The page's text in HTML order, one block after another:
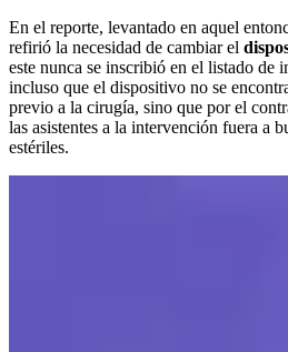
En el reporte, levantado en aquel
refirió la necesidad de cambiar el
este nunca se inscribió en el listado de
incluso que el dispositivo no se
previo a la cirugía, sino que por el
las asistentes a la intervención fuera a
estériles.